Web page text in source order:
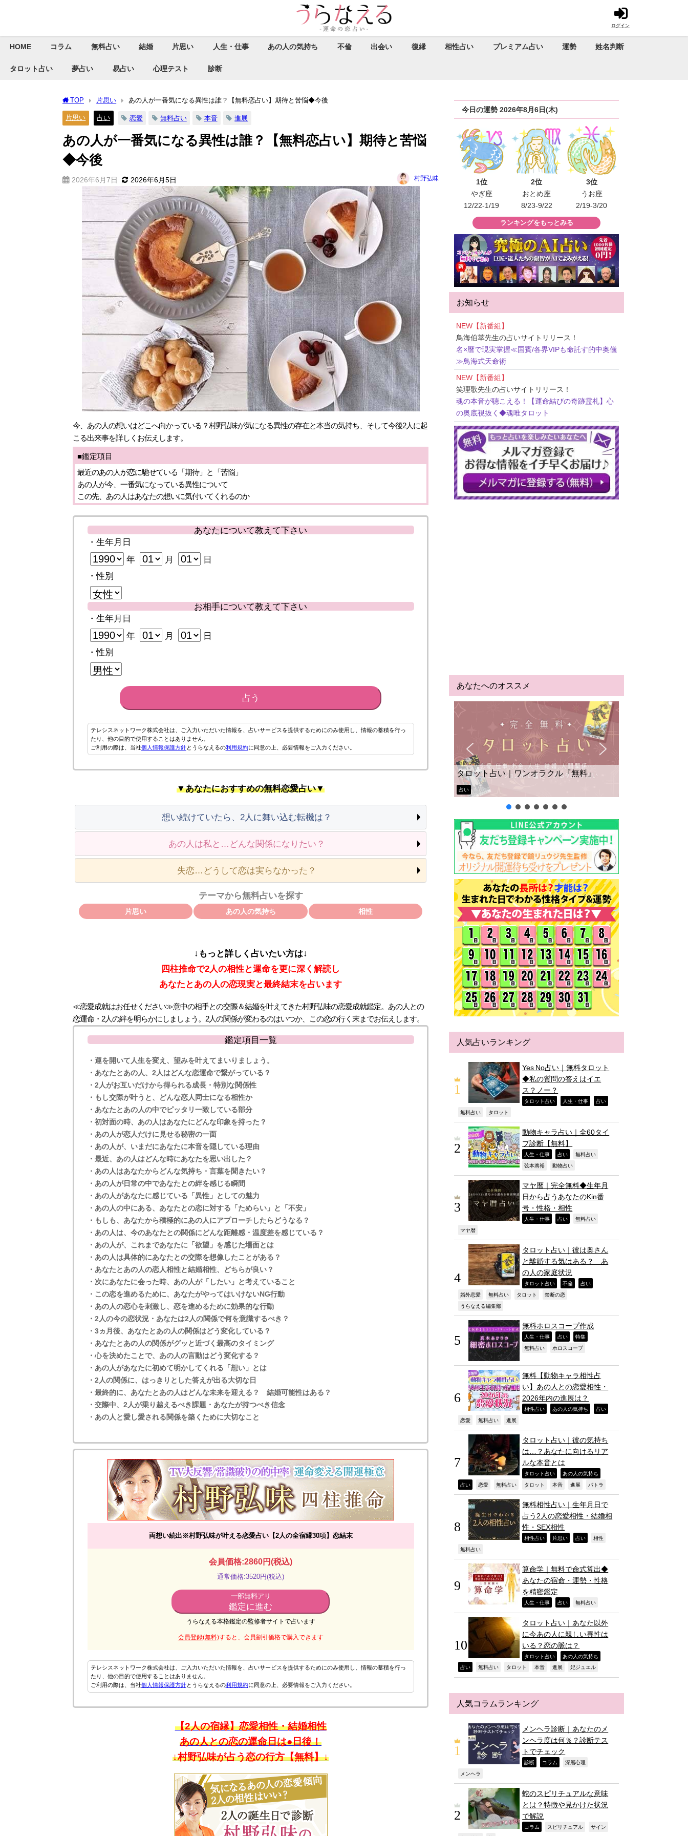
ログイン
HOME コラム 無料占い 結婚 片思い 人生・仕事 あの人の気持ち 不倫 出会い 復縁 相性占い プレミアム占い 運勢 姓名判断
タロット占い 夢占い 易占い 心理テスト 診断
TOP 片思い あの人が一番気になる異性は誰？【無料恋占い】期待と苦悩◆今後
片思い 占い 恋愛 無料占い 本音 進展
あの人が一番気になる異性は誰？【無料恋占い】期待と苦悩
◆今後
2026年6月7日 2026年6月5日 村野弘味
今、あの人の想いはどこへ向かっている？村野弘味が気になる異性の存在と本当の気持ち、そして今後2人に起
こる出来事を詳しくお伝えします。
■鑑定項目
最近のあの人が恋に馳せている「期待」と「苦悩」
あの人が今、一番気になっている異性について
この先、あの人はあなたの想いに気付いてくれるのか
あなたについて教えて下さい
・生年月日
年 月
日
・性別
お相手について教えて下さい
・生年月日
年 月
日
・性別
占う
テレシスネットワーク株式会社は、ご入力いただいた情報を、占いサービスを提供するためにのみ使用し、情報の蓄積を行っ
たり、他の目的で使用することはありません。
ご利用の際は、当社個人情報保護方針とうらなえるの利用規約に同意の上、必要情報をご入力ください。
▼あなたにおすすめの無料恋愛占い▼
想い続けていたら、2人に舞い込む転機は？
あの人は私と…どんな関係になりたい？
失恋…どうして恋は実らなかった？
テーマから無料占いを探す
片思い あの人の気持ち 相性
↓もっと詳しく占いたい方は↓
四柱推命で2人の相性と運命を更に深く解読し
あなたとあの人の恋現実と最終結末を占います
≪恋愛成就はお任せください≫意中の相手との交際＆結婚を叶えてきた村野弘味の恋愛成就鑑定。あの人との
恋運命・2人の絆を明らかにしましょう。2人の関係が変わるのはいつか、この恋の行く末までお伝えします。
鑑定項目一覧
・運を開いて人生を変え、望みを叶えてまいりましょう。
・あなたとあの人、2人はどんな恋運命で繋がっている？
・2人がお互いだけから得られる成長・特別な関係性
・もし交際が叶うと、どんな恋人同士になる相性か
・あなたとあの人の中でピッタリ一致している部分
・初対面の時、あの人はあなたにどんな印象を持った？
・あの人が恋人だけに見せる秘密の一面
・あの人が、いまだにあなたに本音を隠している理由
・最近、あの人はどんな時にあなたを思い出した？
・あの人はあなたからどんな気持ち・言葉を聞きたい？
・あの人が日常の中であなたとの絆を感じる瞬間
・あの人があなたに感じている「異性」としての魅力
・あの人の中にある、あなたとの恋に対する「ためらい」と「不安」
・もしも、あなたから積極的にあの人にアプローチしたらどうなる？
・あの人は、今のあなたとの関係にどんな距離感・温度差を感じている？
・あの人が、これまであなたに「欲望」を感じた場面とは
・あの人は具体的にあなたとの交際を想像したことがある？
・あなたとあの人の恋人相性と結婚相性、どちらが良い？
・次にあなたに会った時、あの人が「したい」と考えていること
・この恋を進めるために、あなたがやってはいけないNG行動
・あの人の恋心を刺激し、恋を進めるために効果的な行動
・2人の今の恋状況・あなたは2人の関係で何を意識するべき？
・3ヵ月後、あなたとあの人の関係はどう変化している？
・あなたとあの人の関係がグッと近づく最高のタイミング
・心を決めたことで、あの人の言動はどう変化する？
・あの人があなたに初めて明かしてくれる「想い」とは
・2人の関係に、はっきりとした答えが出る大切な日
・最終的に、あなたとあの人はどんな未来を迎える？ 結婚可能性はある？
・交際中、2人が乗り越えるべき課題・あなたが持つべき信念
・あの人と愛し愛される関係を築くために大切なこと
両想い続出※村野弘味が叶える恋愛占い【2人の全宿縁30項】恋結末
会員価格:2860円(税込)
通常価格:3520円(税込)
一部無料アリ
鑑定に進む
うらなえる本格鑑定の監修者サイトで占います
会員登録(無料)すると、会員割引価格で購入できます
テレシスネットワーク株式会社は、ご入力いただいた情報を、占いサービスを提供するためにのみ使用し、情報の蓄積を行っ
たり、他の目的で使用することはありません。
ご利用の際は、当社個人情報保護方針とうらなえるの利用規約に同意の上、必要情報をご入力ください。
【2人の宿縁】恋愛相性・結婚相性
あの人との恋の運命日は●日後！
↓村野弘味が占う恋の行方【無料】↓
今日の運勢 2026年8月6日(木)
1位
やぎ座
12/22-1/19
2位
おとめ座
8/23-9/22
3位
うお座
2/19-3/20
ランキングをもっとみる
お知らせ
NEW【新番組】
鳥海伯萃先生の占いサイトリリース！
名×暦で現実掌握≪国賓/各界VIPも命託す的中奥儀
≫鳥海式天命術
NEW【新番組】
笑理歌先生の占いサイトリリース！
魂の本音が聴こえる！【運命結びの奇跡霊札】心
の奥底視抜く◆魂唯タロット
あなたへのオススメ
タロット占い｜ワンオラクル『無料』
占い
人気占いランキング
Yes No占い｜無料タロット
◆私の質問の答えはイエ
ス？ノー？
タロット占い 人生・仕事 占い
無料占い タロット
動物キャラ占い｜全60タイ
プ診断【無料】
人生・仕事 占い 無料占い
弦本將裕 動物占い
マヤ暦｜完全無料◆生年月
日から占うあなたのKin番
号・性格・相性
人生・仕事 占い 無料占い
マヤ暦
タロット占い｜彼は奥さん
と離婚する気はある？ あ
の人の家庭状況
タロット占い 不倫 占い
婚外恋愛 無料占い タロット 禁断の恋
うらなえる編集部
無料ホロスコープ作成
人生・仕事 占い 特集
無料占い ホロスコープ
無料【動物キャラ相性占
い】あの人との恋愛相性・
2026年内の進展は？
相性占い あの人の気持ち 占い
恋愛 無料占い 進展
タロット占い｜彼の気持ち
は…？あなたに向けるリア
ルな本音とは
タロット占い あの人の気持ち
占い 恋愛 無料占い タロット 本音 進展 パトラ
無料相性占い｜生年月日で
占う2人の恋愛相性・結婚相
性・SEX相性
相性占い 片思い 占い 相性
無料占い
算命学｜無料で命式算出◆
あなたの宿命・運勢・性格
を精密鑑定
人生・仕事 占い 無料占い
タロット占い｜あなた以外
に今あの人に親しい異性は
いる？恋の脈は？
タロット占い あの人の気持ち
占い 無料占い タロット 本音 進展 妃ジュエル
人気コラムランキング
メンヘラ診断｜あなたのメ
ンヘラ度は何％？診断テス
トでチェック
診断 コラム 深層心理
メンヘラ
蛇のスピリチュアルな意味
とは？特徴や見かけた状況
で解説
コラム スピリチュアル サイン